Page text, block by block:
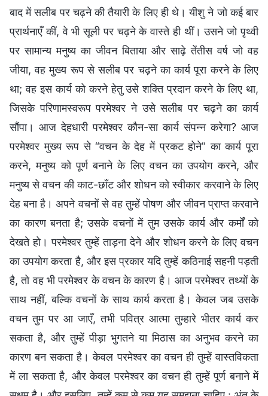
बाद में सलीब पर चढ़ने की तैयारी के लिए ही थे। यीशु ने जो कई बार
प्रार्थनाएँ कीं, वे भी सूली पर चढ़ने के वास्ते ही थीं। उसने जो पृथ्वी
पर सामान्य मनुष्य का जीवन बिताया और साढ़े तेंतीस वर्ष जो वह
जीया, वह मुख्य रूप से सलीब पर चढ़ने का कार्य पूरा करने के लिए
था; वह इस कार्य को करने हेतु उसे शक्ति प्रदान करने के लिए था,
जिसके परिणामस्वरूप परमेश्वर ने उसे सलीब पर चढ़ने का कार्य
सौंपा। आज देहधारी परमेश्वर कौन-सा कार्य संपन्न करेगा? आज
परमेश्वर मुख्य रूप से “वचन के देह में प्रकट होने” का कार्य पूरा
करने, मनुष्य को पूर्ण बनाने के लिए वचन का उपयोग करने, और
मनुष्य से वचन की काट-छाँट और शोधन को स्वीकार करवाने के लिए
देह बना है। अपने वचनों से वह तुम्हें पोषण और जीवन प्राप्त करवाने
का कारण बनता है; उसके वचनों में तुम उसके कार्य और कर्मों को
देखते हो। परमेश्वर तुम्हें ताड़ना देने और शोधन करने के लिए वचन
का उपयोग करता है, और इस प्रकार यदि तुम्हें कठिनाई सहनी पड़ती
है, तो वह भी परमेश्वर के वचन के कारण है। आज परमेश्वर तथ्यों के
साथ नहीं, बल्कि वचनों के साथ कार्य करता है। केवल जब उसके
वचन तुम पर आ जाएँ, तभी पवित्र आत्मा तुम्हारे भीतर कार्य कर
सकता है, और तुम्हें पीड़ा भुगतने या मिठास का अनुभव करने का
कारण बन सकता है। केवल परमेश्वर का वचन ही तुम्हें वास्तविकता
में ला सकता है, और केवल परमेश्वर का वचन ही तुम्हें पूर्ण बनाने में